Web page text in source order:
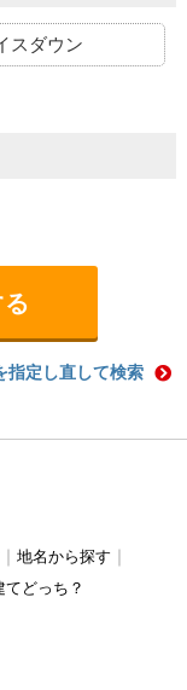
スダウン
指定し直して検索
地名から探す
どっち？